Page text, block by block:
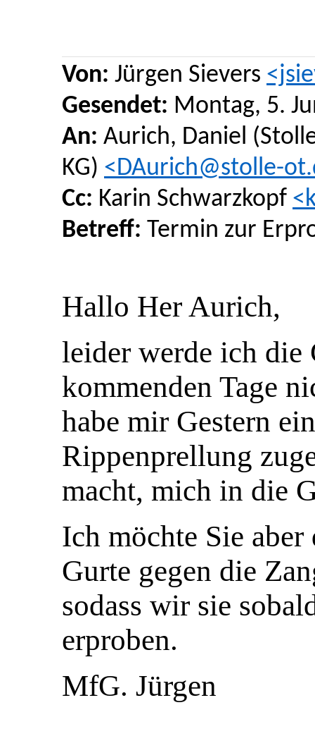
Von: Jürgen Sievers
Gesendet: Montag, 5.
An: Aurich, Daniel
KG) <DAurich@stolle-
Cc: Karin Schwarzkopf
Betreff: Termin zur
Hallo Her Aurich,
leider werde ich die
kommenden Tage
habe mir Gestern
Rippenprellung
macht, mich in die
Ich möchte Sie
Gurte gegen die
sodass wir sie
erproben.
MfG. Jürgen